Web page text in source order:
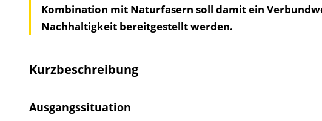
Kombination mit Naturfasern soll damit ein
Nachhaltigkeit bereitgestellt werden.
Kurzbeschreibung
Ausgangssituation